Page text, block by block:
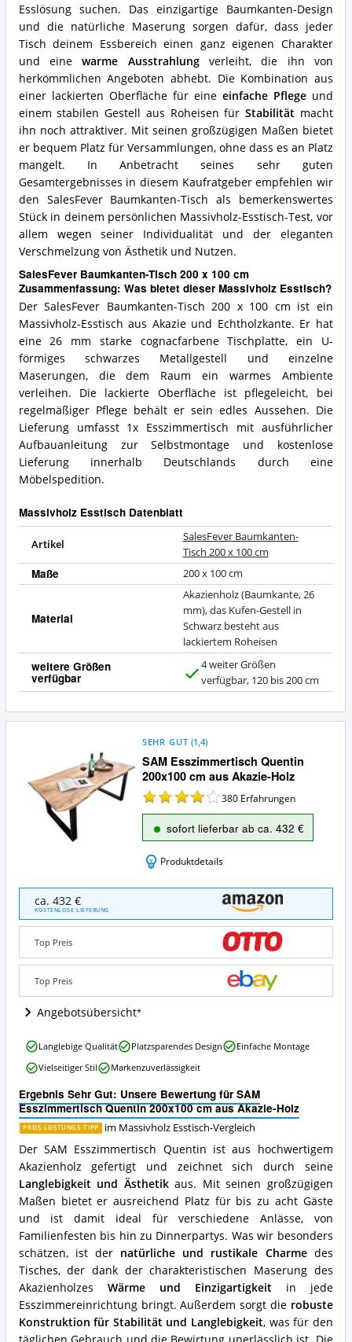
Esslösung suchen. Das einzigartige Baumkanten-Design
und die natürliche Maserung sorgen dafür, dass jeder
Tisch deinem Essbereich einen ganz eigenen Charakter
und einewarme Ausstrahlungverleiht, die ihn von
herkömmlichen Angeboten abhebt. Die Kombination aus
einer lackierten Oberfläche für eine einfache Pflegeund
einem stabilen Gestell aus Roheisen fürStabilität macht
ihn noch attraktiver. Mit seinen großzügigen Maßen bietet
er bequem Platz für Versammlungen, ohne dass es an Platz
mangelt. In Anbetracht seines sehr guten
Gesamtergebnisses in diesem Kaufratgeber empfehlen wir
den SalesFever Baumkanten-Tisch als bemerkenswertes
Stück in deinem persönlichen Massivholz-Esstisch-Test, vor
allem wegen seiner Individualität und der eleganten
Verschmelzung von Ästhetik und Nutzen.
SalesFever Baumkanten-Tisch 200 x 100 cm
Zusammenfassung: Was bietet dieser Massivholz Esstisch?
Der SalesFever Baumkanten-Tisch 200 x 100 cm ist ein
Massivholz-Esstisch aus Akazie und Echtholzkante. Er hat
eine 26 mm starke cognacfarbene Tischplatte, ein U-
förmiges schwarzes Metallgestell und einzelne
Maserungen, die dem Raum ein warmes Ambiente
verleihen. Die lackierte Oberfläche ist pflegeleicht, bei
regelmäßiger Pflege behält er sein edles Aussehen. Die
Lieferung umfasst 1x Esszimmertisch mit ausführlicher
Aufbauanleitung zur Selbstmontage und kostenlose
Lieferung innerhalb Deutschlands durch eine
Möbelspedition.
Massivholz Esstisch Datenblatt
Artikel
SalesFever Baumkanten-
Tisch 200 x 100 cm
Maße 200 x 100 cm
Material
Akazienholz (Baumkante, 26
mm), das Kufen-Gestell in
Schwarz besteht aus
lackiertem Roheisen
weitere Größen
verfügbar
a
4 weiter Größen
verfügbar, 120 bis 200 cm
SAM Esszimmertisch Quentin
200x100 cm aus Akazie-Holz
SEHR GUT (1,4)
380 Erfahrungen
sofort lieferbar ab ca. 432 €
Produktdetails
SAM
Esszimmertisch
Quentin
200x100
aus
Akazie-
Holz
Angebote:
Wo
dieser
Massivholz
Esstisch
erhältlich?
ca. 432 €
KOSTENLOSE LIEFERUNG
Top Preis
Top Preis
Angebotsübersicht
Ergebnis Sehr Gut: Unsere Bewertung für SAM
Esszimmertisch Quentin 200x100 cm aus Akazie-Holz
PREIS-LEISTUNGS-TIPP im Massivholz Esstisch-Vergleich
Der SAM Esszimmertisch Quentin ist aus hochwertigem
Akazienholz gefertigt und zeichnet sich durch seine
Langlebigkeit und Ästhetikaus. Mit seinen großzügigen
Maßen bietet er ausreichend Platz für bis zu acht Gäste
und ist damit ideal für verschiedene Anlässe, von
Familienfesten bis hin zu Dinnerpartys. Was wir besonders
schätzen, ist der natürliche und rustikale Charmedes
Tisches, der dank der charakteristischen Maserung des
Akazienholzes Wärme und Einzigartigkeitin jede
Esszimmereinrichtung bringt. Außerdem sorgt die robuste
Konstruktion für Stabilität und Langlebigkeit, was für den
SAM
Esszimmertisch
Quentin
cm
aus
Akazie-
Holz
Vorteile:
Was
spricht
für
diesen
Massivholz
Esstisch?
Langlebige Qualität Platzsparendes Design
Einfache Montage
Vielseitiger Stil
Markenzuverlässigkeit